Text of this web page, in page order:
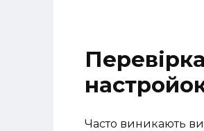
Часто виникають